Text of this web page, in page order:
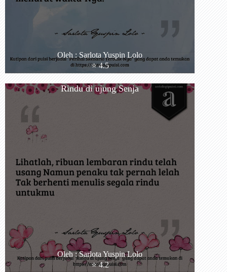
Oleh : Sarlota Yuspin Lolo
⭐️ 4.5
Rindu di ujung Senja
Oleh : Sarlota Yuspin Lolo
⭐️ 4.2